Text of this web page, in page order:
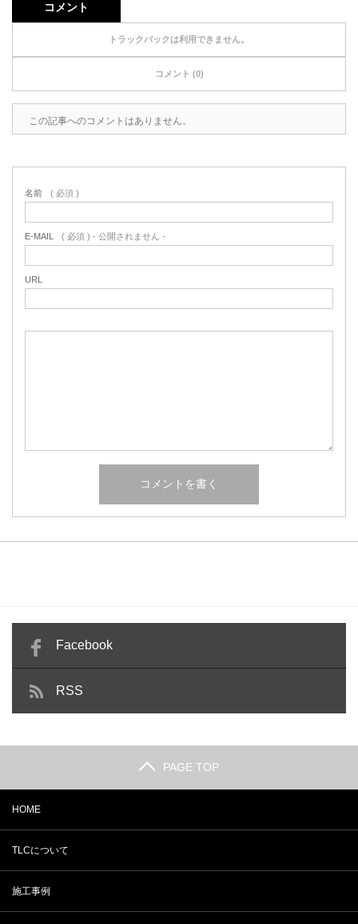
コメント
トラックバックは利用できません。
コメント (0)
この記事へのコメントはありません。
名前 ( 必須 )
E-MAIL ( 必須 ) - 公開されません -
URL
Facebook
RSS
PAGE TOP
HOME
TLCについて
施工事例